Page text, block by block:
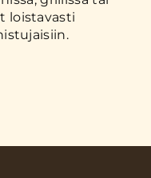
loistavasti